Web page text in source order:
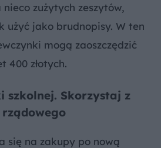
zużytych zeszytów,
użyć jako brudnopisy. W ten
mogą zaoszczędzić
400 złotych.
szkolnej. Skorzystaj z
się na zakupy po nową